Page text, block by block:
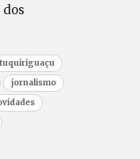
jornalismo